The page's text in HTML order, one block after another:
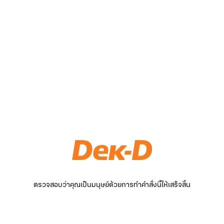
ตรวจสอบว่าคุณเป็นมนุษย์ด้วยการทำคำสั่งนี้ให้เสร็จสิ้น